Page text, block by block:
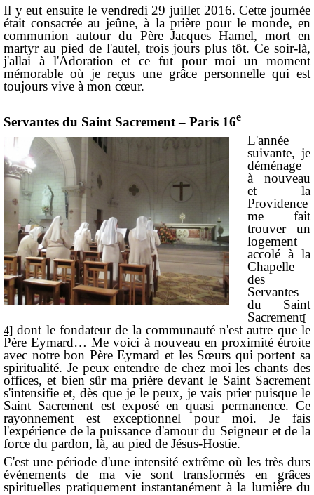
Il y eut ensuite le vendredi 29 juillet 2016. Cette journée
était consacrée au jeûne, à la prière pour le monde, en
communion autour du Père Jacques Hamel, mort en
martyr au pied de l'autel, trois jours plus tôt. Ce soir-là,
j'allai à l'Adoration et ce fut pour moi un moment
mémorable où je reçus une grâce personnelle qui est
toujours vive à mon cœur.
Servantes du Saint Sacrement – Paris 16e
L'année
suivante, je
déménage
à nouveau
et la
Providence
me fait
trouver un
logement
accolé à la
Chapelle
des
Servantes
du Saint
Sacrement[
4] dont le fondateur de la communauté n'est autre que le
Père Eymard… Me voici à nouveau en proximité étroite
avec notre bon Père Eymard et les Sœurs qui portent sa
spiritualité. Je peux entendre de chez moi les chants des
offices, et bien sûr ma prière devant le Saint Sacrement
s'intensifie et, dès que je le peux, je vais prier puisque le
Saint Sacrement est exposé en quasi permanence. Ce
rayonnement est exceptionnel pour moi. Je fais
l'expérience de la puissance d'amour du Seigneur et de la
force du pardon, là, au pied de Jésus-Hostie.
C'est une période d'une intensité extrême où les très durs
événements de ma vie sont transformés en grâces
spirituelles pratiquement instantanément à la lumière du